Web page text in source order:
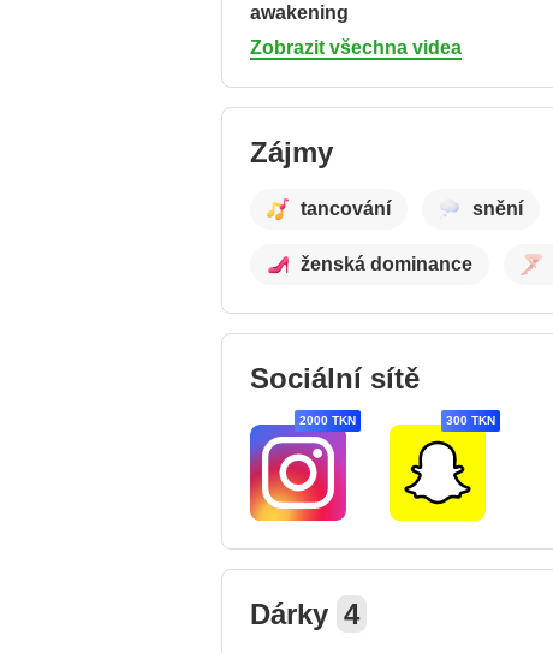
awakening
Zobrazit všechna videa
Zájmy
tancování snění
ženská dominance
Sociální sítě
2000 TKN 300 TKN
Dárky 4